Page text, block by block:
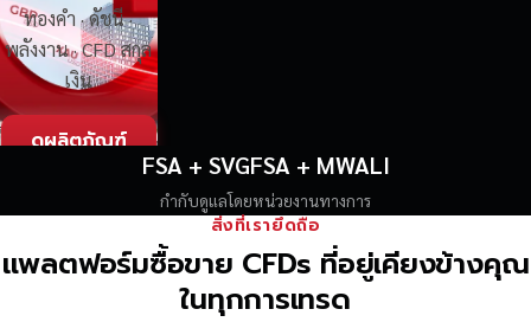
ทองคำ · ดัชนี ·
พลังงาน · CFD สกุล
เงิน
ดูผลิตภัณฑ์
FSA + SVGFSA + MWALI
กำกับดูแลโดยหน่วยงานทางการ
สิ่งที่เรายึดถือ
แพลตฟอร์มซื้อขาย CFDs ที่อยู่เคียงข้างคุณ
ในทุกการเทรด